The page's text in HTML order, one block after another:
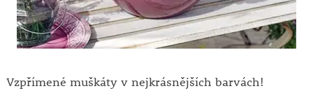
Vzpřímené muškáty v nejkrásnějších barvách!